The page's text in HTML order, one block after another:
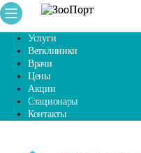
Услуги
Ветклиники
Врачи
Цены
Акции
Стационары
Контакты